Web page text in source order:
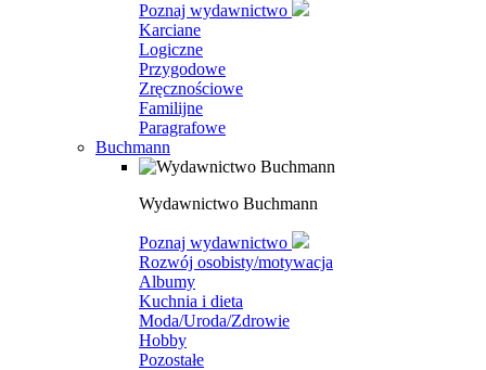
Poznaj wydawnictwo
Karciane
Logiczne
Przygodowe
Zręcznościowe
Familijne
Paragrafowe
Buchmann
Wydawnictwo Buchmann
Poznaj wydawnictwo
Rozwój osobisty/motywacja
Albumy
Kuchnia i dieta
Moda/Uroda/Zdrowie
Hobby
Pozostałe